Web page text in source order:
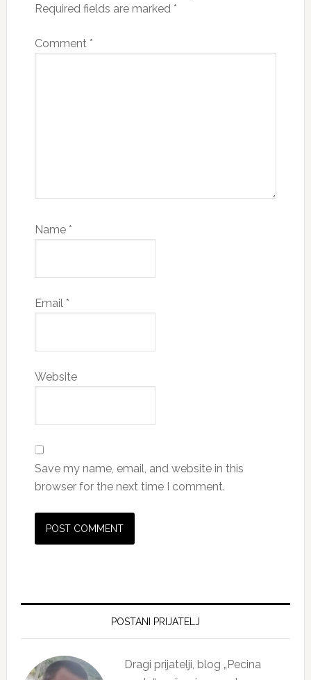
Required fields are marked *
Comment *
Name *
Email *
Website
Save my name, email, and website in this
browser for the next time I comment.
Primary
POSTANI PRIJATELJ
Dragi prijatelji, blog „Pecina